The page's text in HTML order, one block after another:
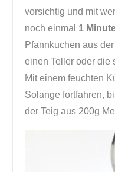
vorsichtig und mit
noch einmal 1
Pfannkuchen aus
einen Teller oder die
Mit einem feuchten
Solange fortfahren,
der Teig aus 200g